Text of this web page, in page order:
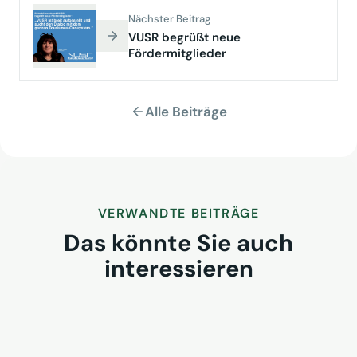
Nächster Beitrag
VUSR begrüßt neue
Fördermitglieder
Alle Beiträge
VERWANDTE BEITRÄGE
Das könnte Sie auch
interessieren